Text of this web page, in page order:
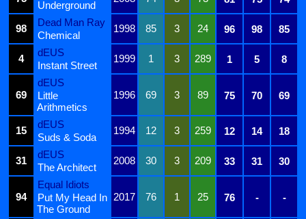
Underground
98
Dead Man Ray
1998 85 3 24 96 98 85
Chemical
4
dEUS
1999 1 3 289 1 5 8
Instant Street
69
dEUS
1996
69 3 89 75 70 69
Little
Arithmetics
15
dEUS
1994 12 3 259 12 14 18
Suds & Soda
31
dEUS
2008 30 3 209 33 31 30
The Architect
94
Equal Idiots
2017
76 1 25 76 - -
Put My Head In
The Ground